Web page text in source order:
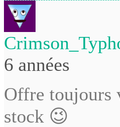
6 années
Offre toujours
stock 😉